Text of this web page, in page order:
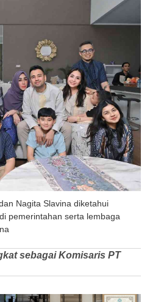
Nagita Slavina diketahui
pemerintahan serta lembaga
sebagai Komisaris PT